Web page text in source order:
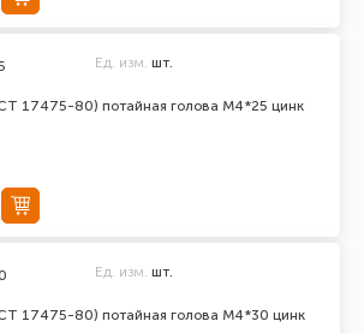
17475-80) потайная голова М4*25 цинк
Ед. изм. шт.
17475-80) потайная голова М4*30 цинк
Ед. изм. шт.